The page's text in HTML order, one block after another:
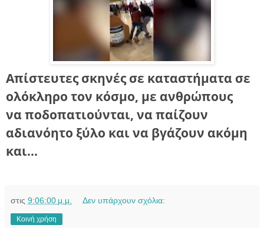
Απίστευτες σκηνές σε καταστήματα σε
ολόκληρο τον κόσμο, με ανθρώπους
να ποδοπατιούνται, να παίζουν
αδιανόητο ξύλο και να βγάζουν ακόμη
και...
στις 9:06:00 μ.μ. Δεν υπάρχουν σχόλια:
Κοινή χρήση